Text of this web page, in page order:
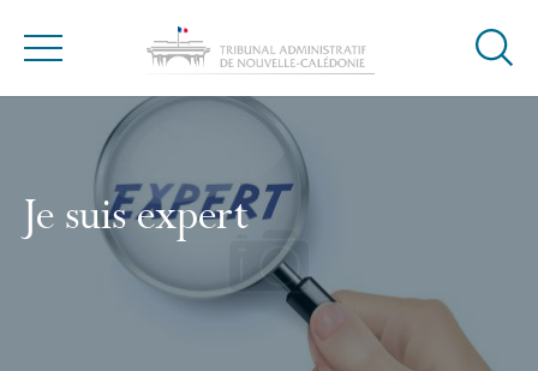
Menu
Ouvrir
Je suis expert